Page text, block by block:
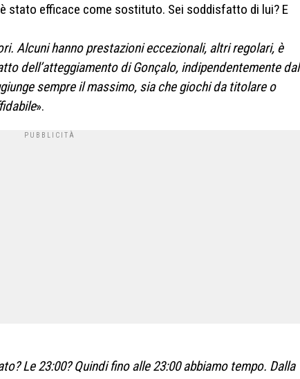
stato efficace come sostituto. Sei soddisfatto di lui? E
Alcuni hanno prestazioni eccezionali, altri regolari, è
dell’atteggiamento di Gonçalo, indipendentemente dal
sempre il massimo, sia che giochi da titolare o
».
Le 23:00? Quindi fino alle 23:00 abbiamo tempo. Dalla